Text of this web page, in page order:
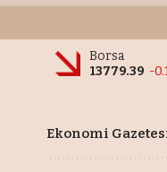
Borsa
13779.39 -
Ekonomi